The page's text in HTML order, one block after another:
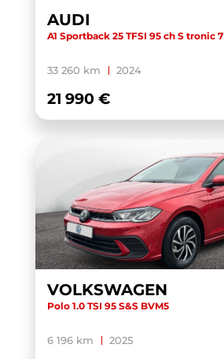
AUDI
A1 Sportback 25 TFSI 95 ch S tronic 7
33 260 km 2024
21 990 €
VOLKSWAGEN
Polo 1.0 TSI 95 S&S BVM5
6 196 km 2025